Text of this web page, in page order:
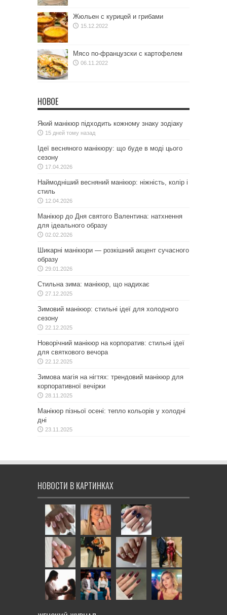
Жюльен с курицей и грибами
15.12.2022
Мясо по-французски с картофелем
06.11.2022
НОВОЕ
Який манікюр підходить кожному знаку зодіаку
15 дней тому назад
Ідеї весняного манікюру: що буде в моді цього
сезону
17.04.2026
Наймодніший весняний манікюр: ніжність, колір і
стиль
12.04.2026
Манікюр до Дня святого Валентина: натхнення
для ідеального образу
02.02.2026
Шикарні манікюри — розкішний акцент сучасного
образу
29.01.2026
Стильна зима: манікюр, що надихає
27.12.2025
Зимовий манікюр: стильні ідеї для холодного
сезону
22.12.2025
Новорічний манікюр на корпоратив: стильні ідеї
для святкового вечора
22.12.2025
Зимова магія на нігтях: трендовий манікюр для
корпоративної вечірки
28.11.2025
Манікюр пізньої осені: тепло кольорів у холодні
дні
23.11.2025
НОВОСТИ В КАРТИНКАХ